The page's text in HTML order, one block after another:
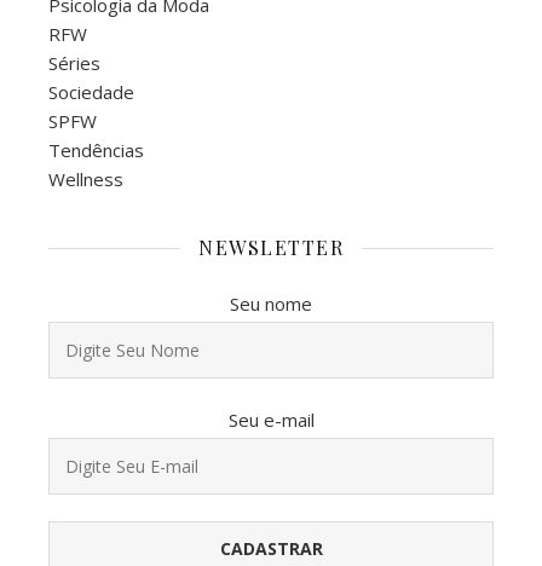
Psicologia da Moda
RFW
Séries
Sociedade
SPFW
Tendências
Wellness
NEWSLETTER
Seu nome
Seu e-mail